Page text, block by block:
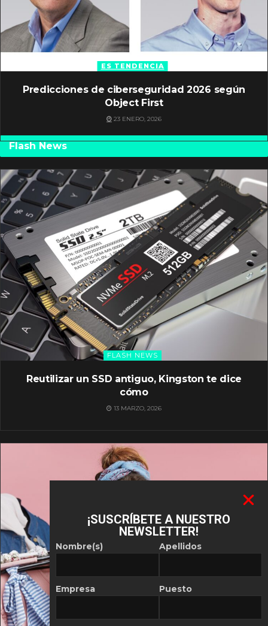
ES TENDENCIA
Predicciones de ciberseguridad 2026 según
Object First
23 ENERO, 2026
Flash News
FLASH NEWS
Reutilizar un SSD antiguo, Kingston te dice
cómo
13 MARZO, 2026
¡SUSCRÍBETE A NUESTRO
NEWSLETTER!
Nombre(s)
Empresa
Apellidos
Puesto